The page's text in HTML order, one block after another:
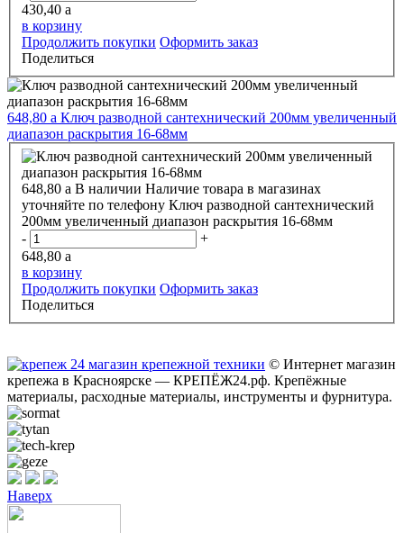
430,40 a
в корзину
Продолжить покупки Оформить заказ
Поделиться
648,80 a Ключ разводной сантехнический 200мм увеличенный
диапазон раскрытия 16-68мм
648,80 a В наличии Наличие товара в магазинах
уточняйте по телефону Ключ разводной сантехнический
200мм увеличенный диапазон раскрытия 16-68мм
-
+
648,80 a
в корзину
Продолжить покупки Оформить заказ
Поделиться
© Интернет магазин
крепежа в Красноярске — КРЕПЁЖ24.рф. Крепёжные
материалы, расходные материалы, инструменты и фурнитура.
Наверх